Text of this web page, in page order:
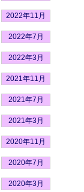
2022年11月
2022年7月
2022年3月
2021年11月
2021年7月
2021年3月
2020年11月
2020年7月
2020年3月